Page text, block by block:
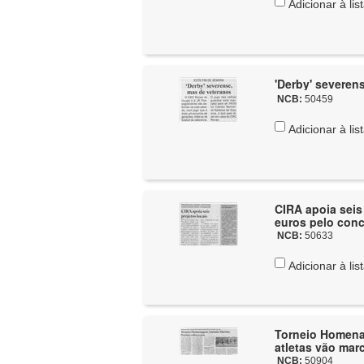
Adicionar à
'Derby'
NCB:50459
Adicionar à
CIRA apoia
euros pelo
NCB:50633
Adicionar à
Torneio
atletas vão
NCB:50904